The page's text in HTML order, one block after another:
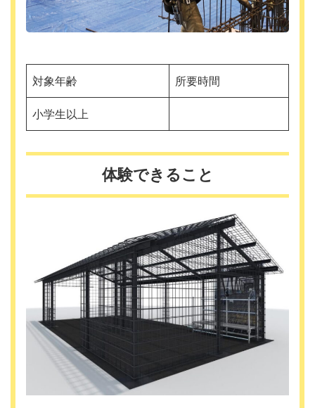
対象年齢 所要時間
小学生以上
体験できること